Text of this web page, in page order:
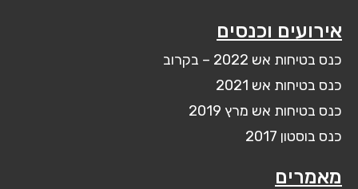
אירועים וכנסים
כנס בטיחות אש 2022 – בקרוב
כנס בטיחות אש 2021
כנס בטיחות אש מרץ 2019
כנס בוסטון 2017
מאמרים